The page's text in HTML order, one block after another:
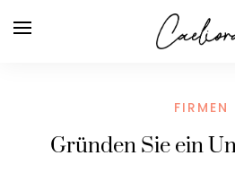
FIRMEN
Gründen Sie ein